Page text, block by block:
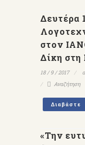
Δευτέρα
στον
Δίκη
18 / 9 / 2017
Αναζήτηση
Διαβάστε
«Την